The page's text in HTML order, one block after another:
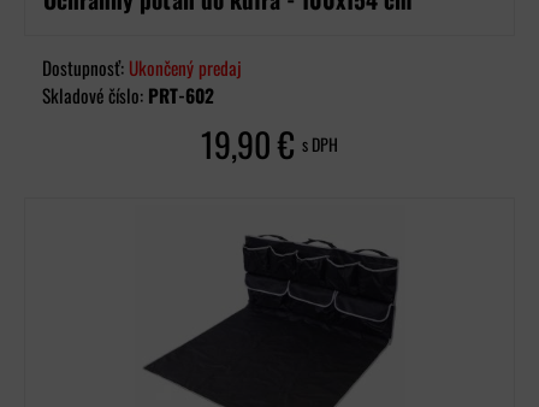
Dostupnosť: Ukončený predaj
Skladové číslo: PRT-602
19,90 € s DPH